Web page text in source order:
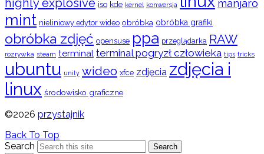
highly explosive iso kde kernel konwersja manjaro
mint nieliniowy edytor wideo obróbka obróbka grafiki
obróbka zdjęć opensuse ppa przeglądarka RAW
rozrywka steam terminal terminal pogryzł człowieka tips tricks
ubuntu unity wideo xfce zdjęcia zdjęcia i
linux środowisko graficzne
©2026 przystajnik
Back To Top
Search
Search